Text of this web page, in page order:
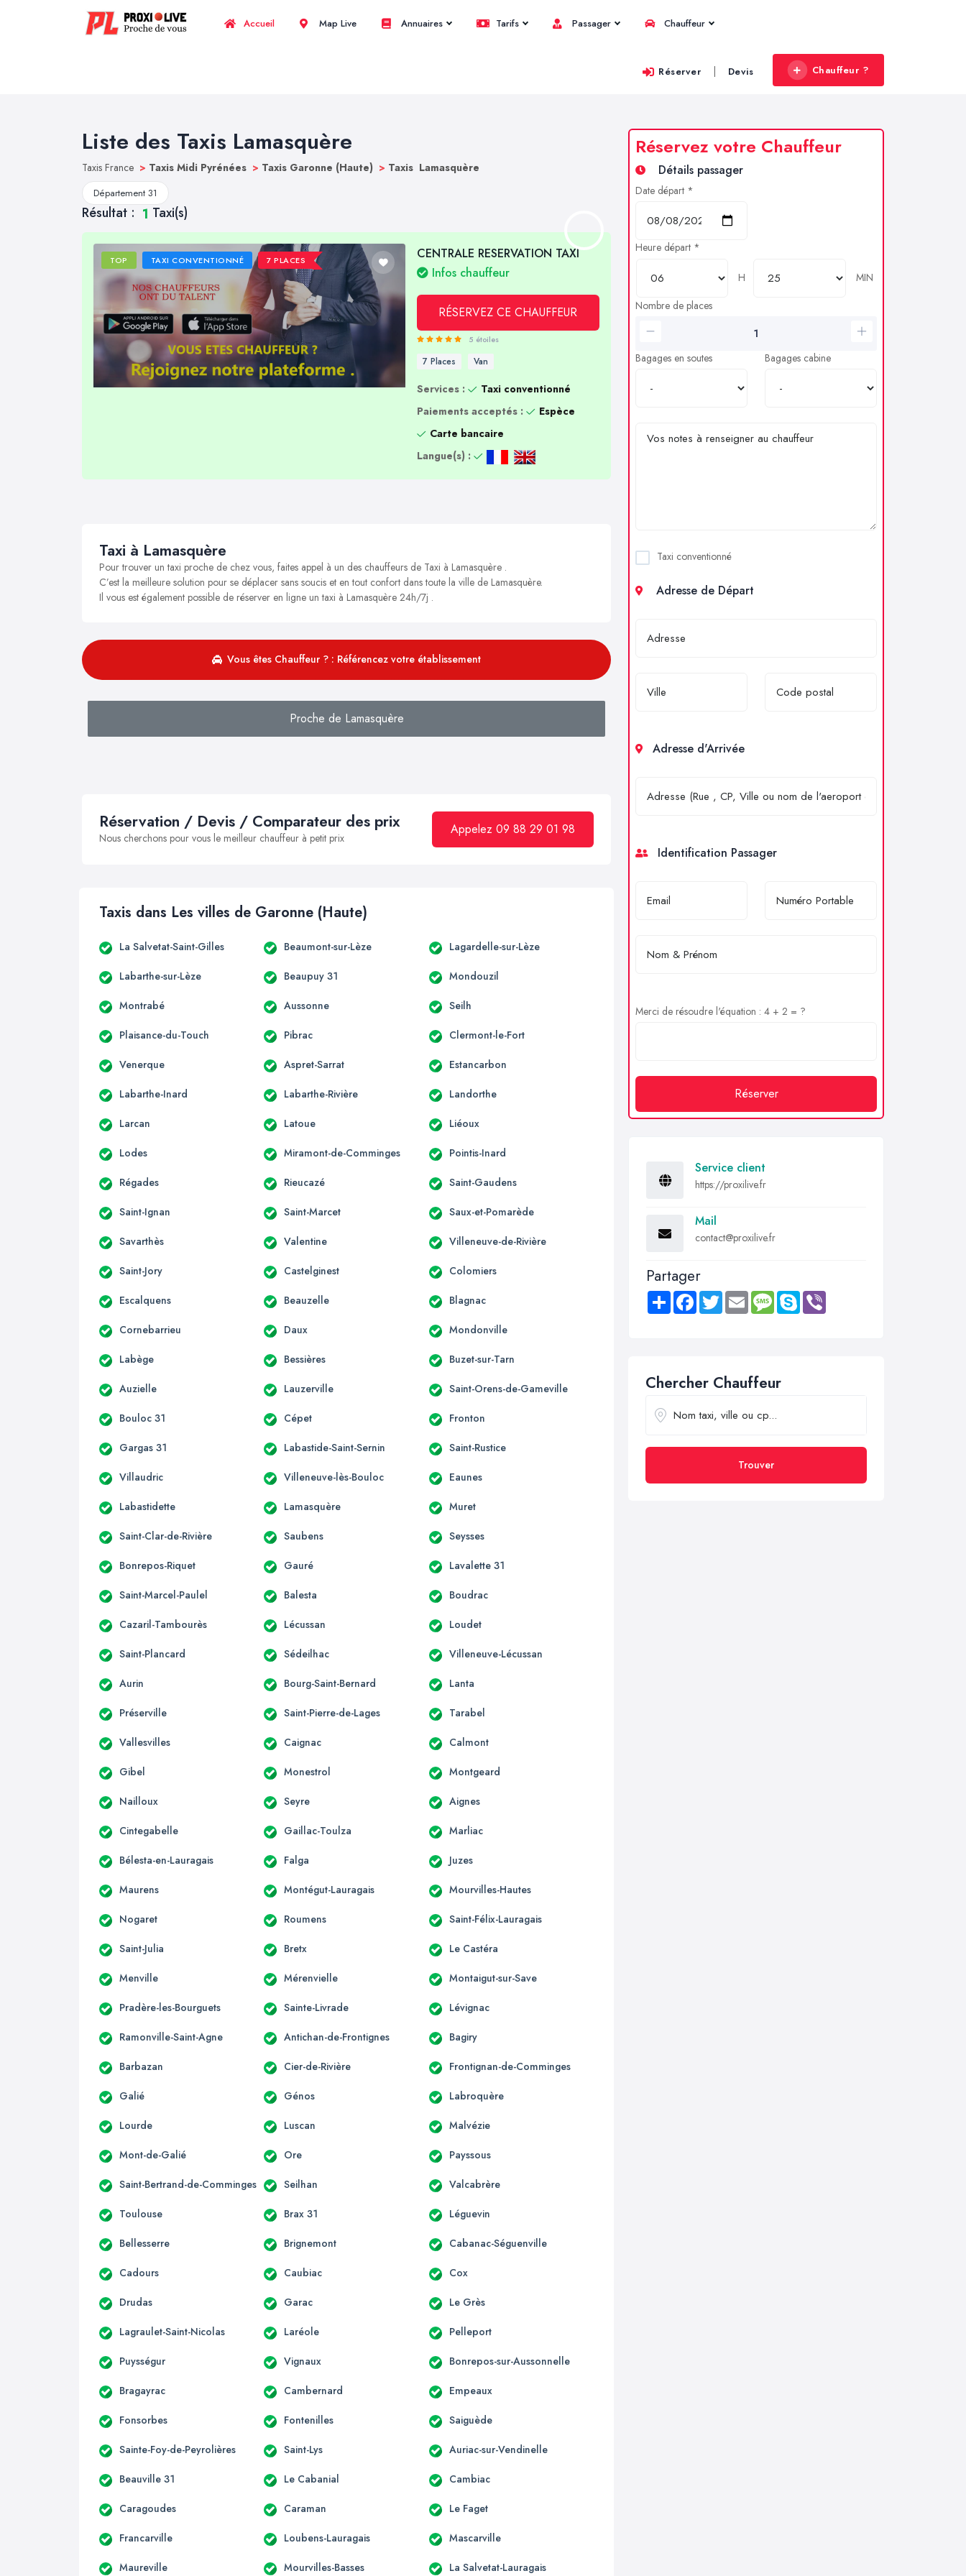
Accueil Map Live Annuaires Tarifs Passager Chauffeur
Réserver | Devis Chauffeur ?
Liste des Taxis Lamasquère
Taxis France > Taxis Midi Pyrénées > Taxis Garonne (Haute) > Taxis Lamasquère
Département 31
Résultat : 1 Taxi(s)
TOP TAXI CONVENTIONNÉ 7 PLACES
CENTRALE RESERVATION TAXI
Infos chauffeur
RÉSERVEZ CE CHAUFFEUR
5 étoiles
7 Places Van
Services :
Taxi conventionné
Paiements acceptés :
Espèce
Carte bancaire
Langue(s) :
Taxi à Lamasquère
Pour trouver un taxi proche de chez vous, faites appel à un des chauffeurs de Taxi à Lamasquère .
C’est la meilleure solution pour se déplacer sans soucis et en tout confort dans toute la ville de Lamasquère.
Il vous est également possible de réserver en ligne un taxi à Lamasquère 24h/7j .
Vous êtes Chauffeur ? : Référencez votre établissement
Proche de Lamasquère
Réservation / Devis / Comparateur des prix
Nous cherchons pour vous le meilleur chauffeur à petit prix
Appelez 09 88 29 01 98
Taxis dans Les villes de Garonne (Haute)
La Salvetat-Saint-Gilles Beaumont-sur-Lèze Lagardelle-sur-Lèze
Labarthe-sur-Lèze Beaupuy 31 Mondouzil
Montrabé Aussonne Seilh
Plaisance-du-Touch Pibrac Clermont-le-Fort
Venerque Aspret-Sarrat Estancarbon
Labarthe-Inard Labarthe-Rivière Landorthe
Larcan Latoue Liéoux
Lodes Miramont-de-Comminges Pointis-Inard
Régades Rieucazé Saint-Gaudens
Saint-Ignan Saint-Marcet Saux-et-Pomarède
Savarthès Valentine Villeneuve-de-Rivière
Saint-Jory Castelginest Colomiers
Escalquens Beauzelle Blagnac
Cornebarrieu Daux Mondonville
Labège Bessières Buzet-sur-Tarn
Auzielle Lauzerville Saint-Orens-de-Gameville
Bouloc 31 Cépet Fronton
Gargas 31 Labastide-Saint-Sernin Saint-Rustice
Villaudric Villeneuve-lès-Bouloc Eaunes
Labastidette Lamasquère Muret
Saint-Clar-de-Rivière Saubens Seysses
Bonrepos-Riquet Gauré Lavalette 31
Saint-Marcel-Paulel Balesta Boudrac
Cazaril-Tambourès Lécussan Loudet
Saint-Plancard Sédeilhac Villeneuve-Lécussan
Aurin Bourg-Saint-Bernard Lanta
Préserville Saint-Pierre-de-Lages Tarabel
Vallesvilles Caignac Calmont
Gibel Monestrol Montgeard
Nailloux Seyre Aignes
Cintegabelle Gaillac-Toulza Marliac
Bélesta-en-Lauragais Falga Juzes
Maurens Montégut-Lauragais Mourvilles-Hautes
Nogaret Roumens Saint-Félix-Lauragais
Saint-Julia Bretx Le Castéra
Menville Mérenvielle Montaigut-sur-Save
Pradère-les-Bourguets Sainte-Livrade Lévignac
Ramonville-Saint-Agne Antichan-de-Frontignes Bagiry
Barbazan Cier-de-Rivière Frontignan-de-Comminges
Galié Génos Labroquère
Lourde Luscan Malvézie
Mont-de-Galié Ore Payssous
Saint-Bertrand-de-Comminges Seilhan Valcabrère
Toulouse Brax 31 Léguevin
Bellesserre Brignemont Cabanac-Séguenville
Cadours Caubiac Cox
Drudas Garac Le Grès
Lagraulet-Saint-Nicolas Laréole Pelleport
Puysségur Vignaux Bonrepos-sur-Aussonnelle
Bragayrac Cambernard Empeaux
Fonsorbes Fontenilles Saiguède
Sainte-Foy-de-Peyrolières Saint-Lys Auriac-sur-Vendinelle
Beauville 31 Le Cabanial Cambiac
Caragoudes Caraman Le Faget
Francarville Loubens-Lauragais Mascarville
Maureville Mourvilles-Basses La Salvetat-Lauragais
Réservez votre Chauffeur
Détails passager
Date départ *
Heure départ *
H
MIN
Nombre de places
Bagages en soutes Bagages cabine
Taxi conventionné
Adresse de Départ
Adresse d'Arrivée
Identification Passager
Merci de résoudre l'équation : 4 + 2 = ?
Réserver
Service client
https://proxilive.fr
Mail
contact@proxilive.fr
Partager
Share FacebookTwitter Email MessageSkype
Chercher Chauffeur
Trouver